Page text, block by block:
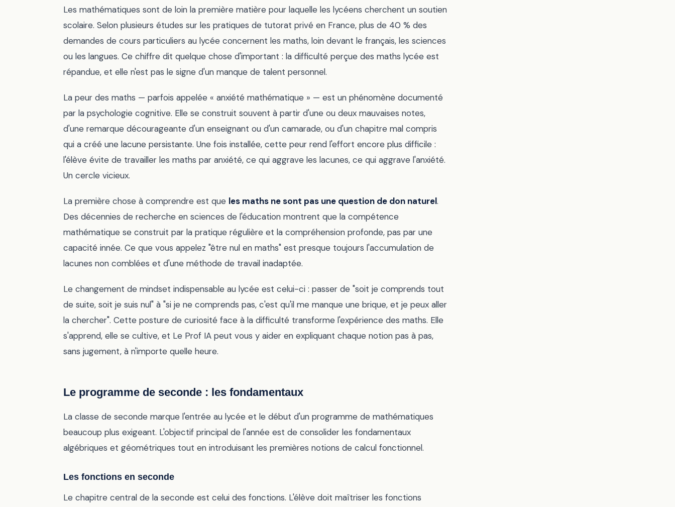
Les mathématiques sont de loin la première matière pour laquelle les lycéens cherchent un soutien
scolaire. Selon plusieurs études sur les pratiques de tutorat privé en France, plus de 40 % des
demandes de cours particuliers au lycée concernent les maths, loin devant le français, les sciences
ou les langues. Ce chiffre dit quelque chose d'important : la difficulté perçue des maths lycée est
répandue, et elle n'est pas le signe d'un manque de talent personnel.
La peur des maths — parfois appelée « anxiété mathématique » — est un phénomène documenté
par la psychologie cognitive. Elle se construit souvent à partir d'une ou deux mauvaises notes,
d'une remarque décourageante d'un enseignant ou d'un camarade, ou d'un chapitre mal compris
qui a créé une lacune persistante. Une fois installée, cette peur rend l'effort encore plus difficile :
l'élève évite de travailler les maths par anxiété, ce qui aggrave les lacunes, ce qui aggrave l'anxiété.
Un cercle vicieux.
La première chose à comprendre est que les maths ne sont pas une question de don naturel.
Des décennies de recherche en sciences de l'éducation montrent que la compétence
mathématique se construit par la pratique régulière et la compréhension profonde, pas par une
capacité innée. Ce que vous appelez "être nul en maths" est presque toujours l'accumulation de
lacunes non comblées et d'une méthode de travail inadaptée.
Le changement de mindset indispensable au lycée est celui-ci : passer de "soit je comprends tout
de suite, soit je suis nul" à "si je ne comprends pas, c'est qu'il me manque une brique, et je peux aller
la chercher". Cette posture de curiosité face à la difficulté transforme l'expérience des maths. Elle
s'apprend, elle se cultive, et Le Prof IA peut vous y aider en expliquant chaque notion pas à pas,
sans jugement, à n'importe quelle heure.
Le programme de seconde : les fondamentaux
La classe de seconde marque l'entrée au lycée et le début d'un programme de mathématiques
beaucoup plus exigeant. L'objectif principal de l'année est de consolider les fondamentaux
algébriques et géométriques tout en introduisant les premières notions de calcul fonctionnel.
Les fonctions en seconde
Le chapitre central de la seconde est celui des fonctions. L'élève doit maîtriser les fonctions